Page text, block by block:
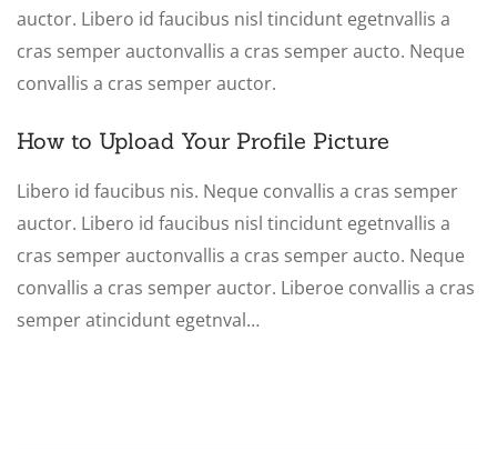
auctor. Libero id faucibus nisl tincidunt egetnvallis a
cras semper auctonvallis a cras semper aucto. Neque
convallis a cras semper auctor.
How to Upload Your Profile Picture
Libero id faucibus nis. Neque convallis a cras semper
auctor. Libero id faucibus nisl tincidunt egetnvallis a
cras semper auctonvallis a cras semper aucto. Neque
convallis a cras semper auctor. Liberoe convallis a cras
semper atincidunt egetnval…